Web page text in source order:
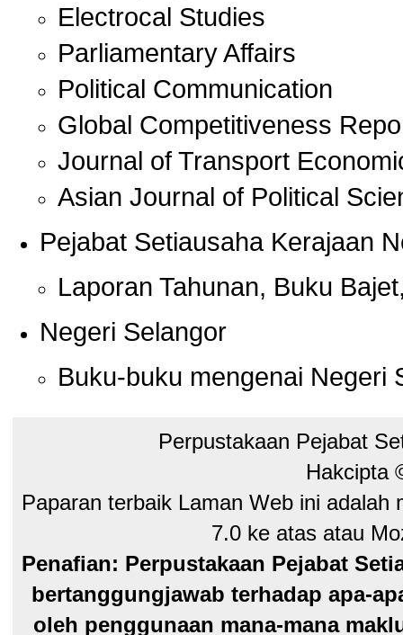
Electrocal Studies
Parliamentary Affairs
Political Communication
Global Competitiveness
Journal of Transport
Asian Journal of Political
Pejabat Setiausaha Kerajaan
Laporan Tahunan, Buku
Negeri Selangor
Buku-buku mengenai Negeri
Perpustakaan Pejabat
Hakcipta
Paparan terbaik Laman Web ini
7.0 ke atas atau
Penafian: Perpustakaan Pejabat
bertanggungjawab terhadap apa-
oleh penggunaan mana-mana